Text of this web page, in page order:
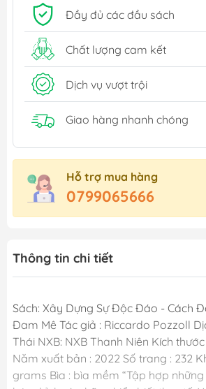
Đầy đủ các đầu sách
Chất lượng cam kết
Dịch vụ vượt trội
Giao hàng nhanh chóng
Hỗ trợ mua hàng
0799065666
Thông tin chi tiết
Sách: Xây Dựng Sự Độc Đáo - Cách
Đam Mê Tác giả : Riccardo Pozzoll
Thái NXB: NXB Thanh Niên Kích thước
Năm xuất bản : 2022 Số trang : 232
grams Bìa : bìa mềm “Tập hợp